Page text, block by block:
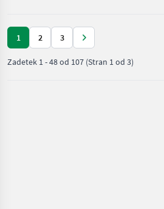
1 2 3
Zadetek 1-48od 107 (Stran 1 od 3)